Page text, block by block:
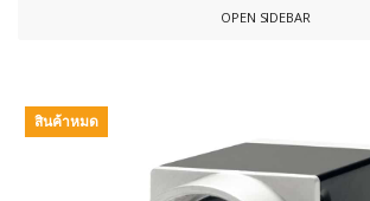
OPEN SIDEBAR
สินค้าหมด